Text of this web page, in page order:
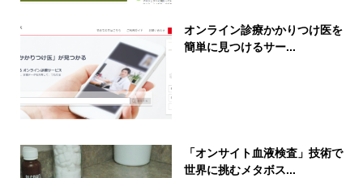
オンライン診療かかりつけ医を
簡単に見つけるサー...
「オンサイト血液検査」技術で
世界に挑むメタボス...